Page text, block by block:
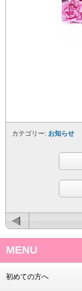
カテゴリー: お知らせ
MENU
初めての方へ